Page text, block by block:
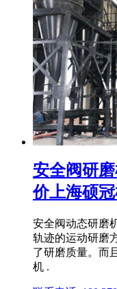
安全阀研
价上海硕
安全阀动态研磨
轨迹的运动研磨
了研磨质量。而
机 .